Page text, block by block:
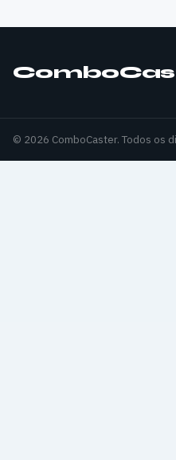
© 2026 ComboCaster. Todos os